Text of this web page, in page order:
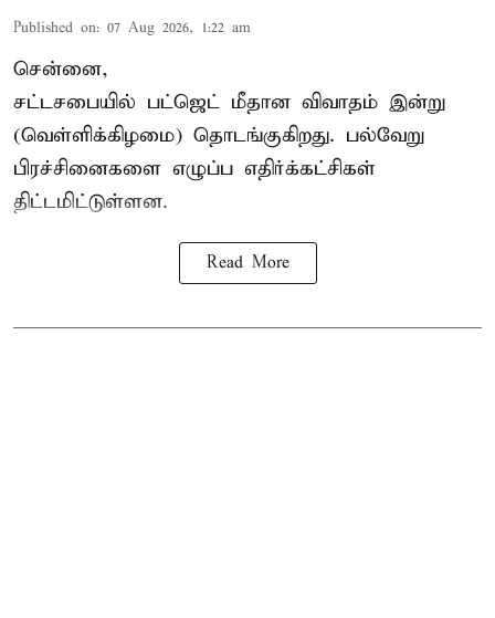
Published on: 07 Aug 2026, 1:22 am
சென்னை,
சட்டசபையில் பட்ஜெட் மீதான விவாதம் இன்று
(வெள்ளிக்கிழமை) தொடங்குகிறது. பல்வேறு
பிரச்சினைகளை எழுப்ப எதிர்க்கட்சிகள்
திட்டமிட்டுள்ளன.
Read More